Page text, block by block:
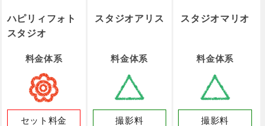
ハピリィフォト
スタジオ
スタジオアリス スタジオマリオ
料金体系
セット料金
料金体系
撮影料
料金体系
撮影料